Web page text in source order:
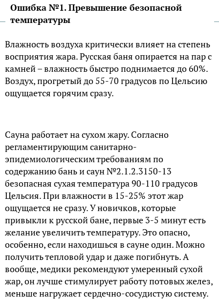
Ошибка №1. Превышение безопасной
температуры
Влажность воздуха критически влияет на степень
восприятия жара. Русская баня опирается на пар с
камней – влажность быстро поднимается до 60%.
Воздух, прогретый до 55-70 градусов по Цельсию
ощущается горячим сразу.
Сауна работает на сухом жару. Согласно
регламентирующим санитарно-
эпидемиологическим требованиям по
содержанию бань и саун №2.1.2.3150-13
безопасная сухая температура 90-110 градусов
Цельсия. При влажности в 15-25% этот жар
ощущается не сразу. У новичков, которые
привыкли к русской бане, первые 3-5 минут есть
желание увеличить температуру. Это опасно,
особенно, если находишься в сауне один. Можно
получить тепловой удар и даже погибнуть. А
вообще, медики рекомендуют умеренный сухой
жар, он лучше стимулирует работу потовых желез,
меньше нагружает сердечно-сосудистую систему.